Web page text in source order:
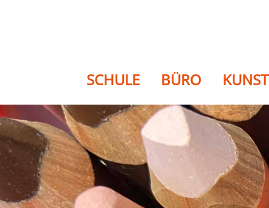
SCHULE BÜRO KUNST